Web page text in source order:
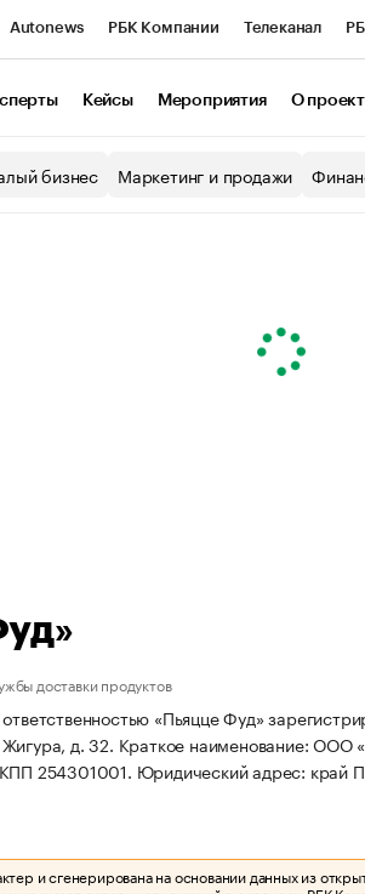
Autonews РБК Компании Телеканал
Экономика Бизнес
Кейсы Мероприятия О
бизнес Маркетинг и продажи
доставки продуктов
«Пьяцце Фуд»
Жигура, д. 32. Краткое наименование: ООО
254301001. Юридический адрес: край
и сгенерирована на основании данных из